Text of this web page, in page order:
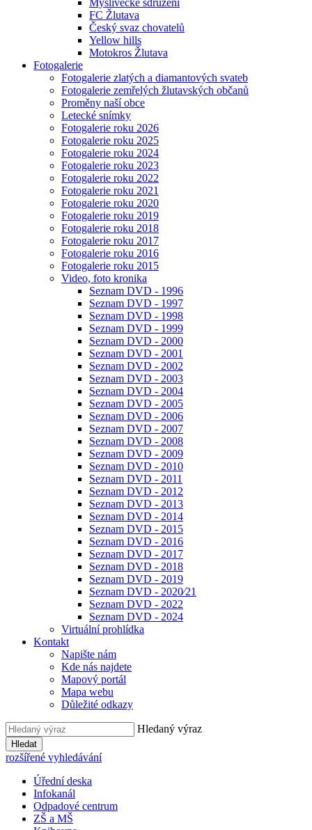
Myslivecké sdružení
FC Žlutava
Český svaz chovatelů
Yellow hills
Motokros Žlutava
Fotogalerie
Fotogalerie zlatých a diamantových svateb
Fotogalerie zemřelých žlutavských občanů
Proměny naší obce
Letecké snímky
Fotogalerie roku 2026
Fotogalerie roku 2025
Fotogalerie roku 2024
Fotogalerie roku 2023
Fotogalerie roku 2022
Fotogalerie roku 2021
Fotogalerie roku 2020
Fotogalerie roku 2019
Fotogalerie roku 2018
Fotogalerie roku 2017
Fotogalerie roku 2016
Fotogalerie roku 2015
Video, foto kronika
Seznam DVD - 1996
Seznam DVD - 1997
Seznam DVD - 1998
Seznam DVD - 1999
Seznam DVD - 2000
Seznam DVD - 2001
Seznam DVD - 2002
Seznam DVD - 2003
Seznam DVD - 2004
Seznam DVD - 2005
Seznam DVD - 2006
Seznam DVD - 2007
Seznam DVD - 2008
Seznam DVD - 2009
Seznam DVD - 2010
Seznam DVD - 2011
Seznam DVD - 2012
Seznam DVD - 2013
Seznam DVD - 2014
Seznam DVD - 2015
Seznam DVD - 2016
Seznam DVD - 2017
Seznam DVD - 2018
Seznam DVD - 2019
Seznam DVD - 2020⁄21
Seznam DVD - 2022
Seznam DVD - 2024
Virtuální prohlídka
Kontakt
Napište nám
Kde nás najdete
Mapový portál
Mapa webu
Důležité odkazy
Hledaný výraz
Hledat
rozšířené vyhledávání
Úřední deska
Infokanál
Odpadové centrum
ZŠ a MŠ